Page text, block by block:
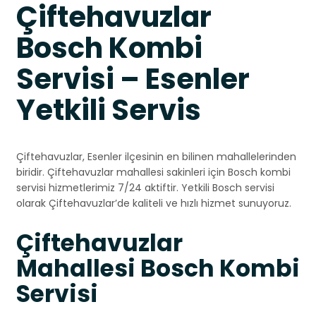
Çiftehavuzlar
Bosch Kombi
Servisi – Esenler
Yetkili Servis
Çiftehavuzlar, Esenler ilçesinin en bilinen mahallelerinden
biridir. Çiftehavuzlar mahallesi sakinleri için Bosch kombi
servisi hizmetlerimiz 7/24 aktiftir. Yetkili Bosch servisi
olarak Çiftehavuzlar’de kaliteli ve hızlı hizmet sunuyoruz.
Çiftehavuzlar
Mahallesi Bosch Kombi
Servisi